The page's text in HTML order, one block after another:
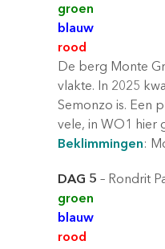
groen
blauw
rood
De berg Monte
vlakte. In 2025
Semonzo is. Een
vele, in WO1 hier
Beklimmingen:
DAG 5 – Rondrit
groen
blauw
rood